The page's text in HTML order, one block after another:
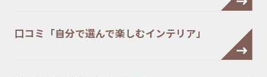
口コミ「自分で選んで楽しむインテリア」